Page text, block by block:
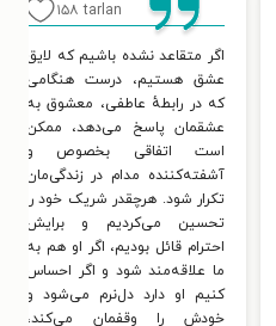
tarlan ۱۵۸
اگر متقاعد نشده باشیم که لایق
عشق هستیم، درست هنگامی
که در رابطهٔ عاطفی، معشوق به
عشقمان پاسخ می‌دهد، ممکن
است اتفاقی بخصوص و
آشفته‌کننده مدام در زندگی‌مان
تکرار شود. هرچقدر شریک خود را
تحسین می‌کردیم و برایش
احترام قائل بودیم، اگر او هم به
ما علاقه‌مند شود و اگر احساس
کنیم او دارد دل‌نرم می‌شود و
خودش را وقفمان می‌کند،